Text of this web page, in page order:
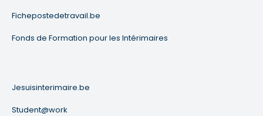
Fichepostedetravail.be
Fonds de Formation pour les Intérimaires
Jesuisinterimaire.be
Student@work